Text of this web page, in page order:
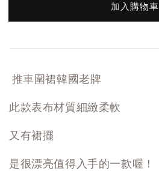
加入購物車
推車圍裙韓國老牌
此款表布材質細緻柔軟
又有裙擺
是很漂亮值得入手的一款喔！